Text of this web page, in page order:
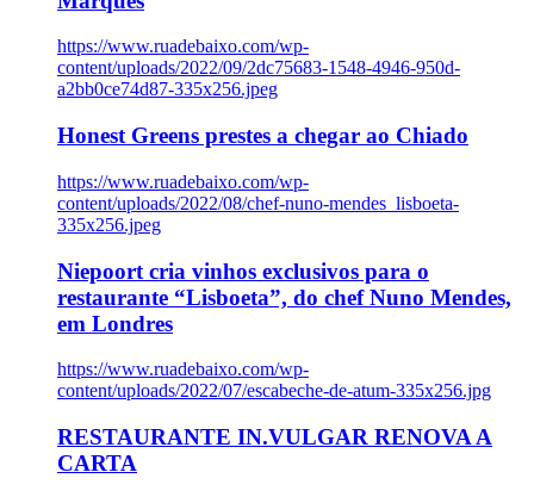
https://www.ruadebaixo.com/wp-
content/uploads/2022/09/2dc75683-1548-4946-950d-
a2bb0ce74d87-335x256.jpeg
Honest Greens prestes a chegar ao Chiado
https://www.ruadebaixo.com/wp-
content/uploads/2022/08/chef-nuno-mendes_lisboeta-
335x256.jpeg
Niepoort cria vinhos exclusivos para o
restaurante “Lisboeta”, do chef Nuno Mendes,
em Londres
https://www.ruadebaixo.com/wp-
content/uploads/2022/07/escabeche-de-atum-335x256.jpg
RESTAURANTE IN.VULGAR RENOVA A
CARTA